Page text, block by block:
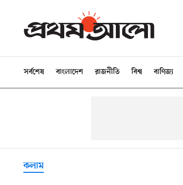
সর্বশেষ বাংলাদেশ রাজনীতি বিশ্ব বাণিজ্য
কলাম